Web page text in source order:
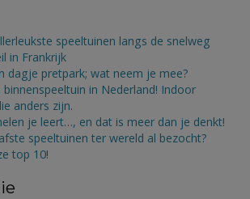
speeltuinen langs de snelweg
in Frankrijk
dagje pretpark; wat neem je mee?
binnenspeeltuin in Nederland! Indoor
anders zijn.
je leert…, en dat is meer dan je denkt!
speeltuinen ter wereld al bezocht?
top 10!